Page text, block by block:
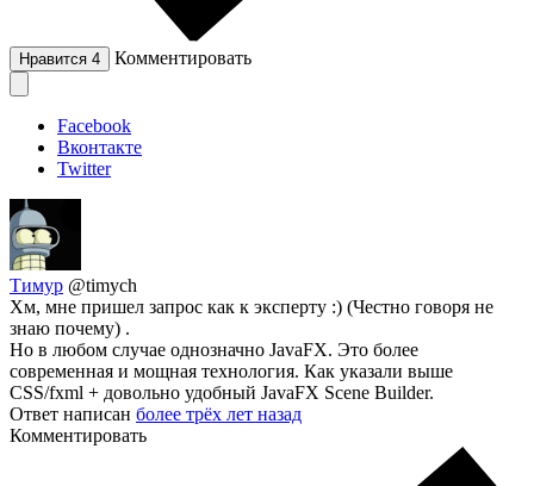
Нравится 4 Комментировать
Facebook
Вконтакте
Twitter
Тимур @timych
Хм, мне пришел запрос как к эксперту :) (Честно говоря не
знаю почему) .
Но в любом случае однозначно JavaFX. Это более
современная и мощная технология. Как указали выше
CSS/fxml + довольно удобный JavaFX Scene Builder.
Ответ написан более трёх лет назад
Комментировать